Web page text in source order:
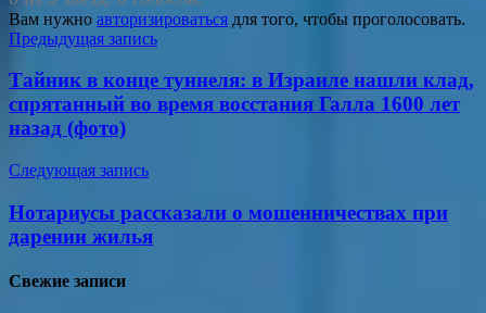
Вам нужно авторизироваться для того, чтобы проголосовать.
Навигация
по
записям
Предыдущая запись
Тайник в конце туннеля: в Израиле нашли клад,
спрятанный во время восстания Галла 1600 лет
назад (фото)
Следующая запись
Нотариусы рассказали о мошенничествах при
дарении жилья
Свежие записи